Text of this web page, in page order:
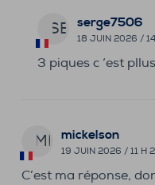
SE serge7506
18 JUIN 2026 /
3 piques c ‘est
MI mickelson
19 JUIN 2026 / 11 H
C’est ma réponse,